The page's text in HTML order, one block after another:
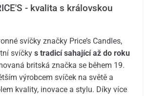
- kvalita s královskou
svíčky značky Price’s Candles,
svíčkys tradicí sahající až do roku
britská značka se během 19.
výrobcem svíček na světě a
kvality, inovace a stylu. Díky více